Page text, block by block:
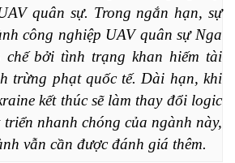
quân sự. Trong ngắn hạn, sự
công nghiệp UAV quân sự Nga
chế bởi tình trạng khan hiếm tài
trừng phạt quốc tế. Dài hạn, khi
kết thúc sẽ làm thay đổi logic
nhanh chóng của ngành này,
vẫn cần được đánh giá thêm.